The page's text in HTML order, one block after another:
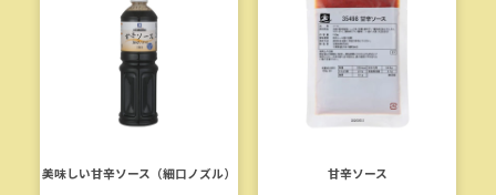
い
タ
ブ
で
く)
美味しい甘辛ソース（細口ノズル） 甘辛ソース